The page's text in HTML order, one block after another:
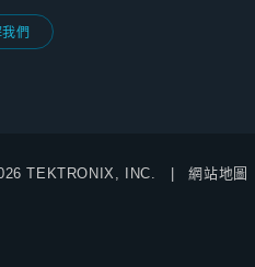
們
TEKTRONIX, INC. 網站地圖